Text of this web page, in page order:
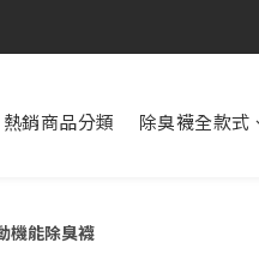
熱銷商品分類 除臭襪全款式
機能除臭襪